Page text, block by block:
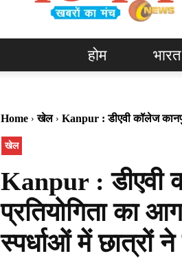
होम भारत
Home खेल Kanpur : डीएवी कॉलेज
खेल
Kanpur : डीएवी
प्रतियोगिता का
स्पर्धाओं में छात्रों